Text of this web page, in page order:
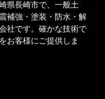
県長崎市で、一般土
補強・塗装・防水・解
社です。確かな技術で
お客様にご提供しま